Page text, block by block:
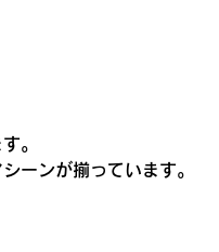
。
ーンが揃っています。